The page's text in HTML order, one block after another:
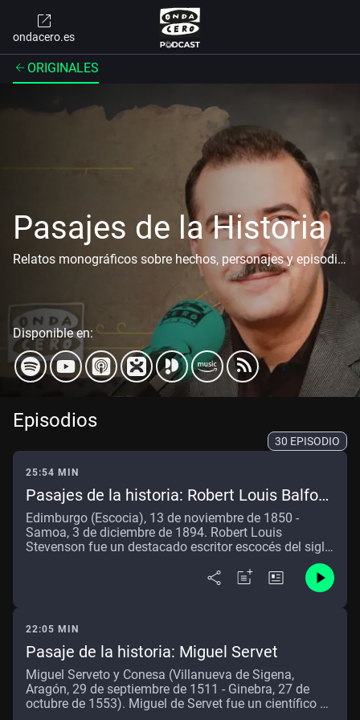
ondacero.es
ORIGINALES
Pasajes de la Historia
Relatos monográficos sobre hechos, personajes y episodios históricos. Acompañados de ambientación sonora cuidada y el estilo narrativo característico de Juan Antonio Cebrián Cebrián. Esta colección de episodios de divulgación histórica rescata pequeños o grandes pasajes de la historia universal y española, presentados como narraciones envolventes.
Disponible en:
Episodios
30 EPISODIO
25:54 MIN
Pasajes de la historia: Robert Louis Balfour
Stevenson
Edimburgo (Escocia), 13 de noviembre de 1850 -
Samoa, 3 de diciembre de 1894. Robert Louis
Stevenson fue un destacado escritor escocés del siglo
XIX que, a pesar de una carrera literaria relativamente
corta de unos 15 años, dejó una impresionante obra
de más de 40 títulos, incluyendo ensayos, poesía y
Edimburgo en 1850, Stevenson mostró desde joven
una gran vocación literaria, aunque tuvo que luchar
contra la oposición de su padre, quien quería que
siguiera la tradición familiar de la ingeniería. Tras
estudiar leyes y ser diagnosticado con tuberculosis a
los 23 años, Stevenson se dedicó a viajar por Europa y
22:05 MIN
Pasaje de la historia: Miguel Servet
Miguel Serveto y Conesa (Villanueva de Sigena,
Aragón, 29 de septiembre de 1511 - Ginebra, 27 de
octubre de 1553). Miguel de Servet fue un científico y